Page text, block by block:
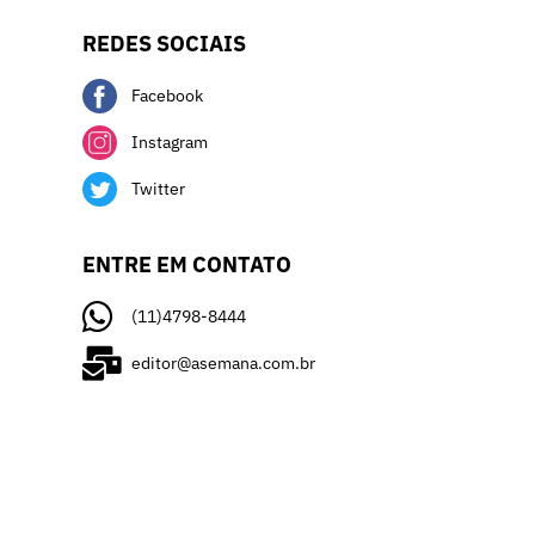
REDES SOCIAIS
Facebook
Instagram
Twitter
ENTRE EM CONTATO
(11)4798-8444
editor@asemana.com.br